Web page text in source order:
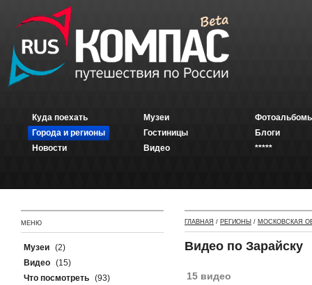
Куда поехать
Города и регионы
Новости
Музеи
Гостиницы
Видео
Блоги
*****
МЕНЮ
Музеи (2)
Видео (15)
Что посмотреть (93)
ГЛАВНАЯ / РЕГИОНЫ / МОСКОВСКАЯ
Видео по Зарайску
15 видео